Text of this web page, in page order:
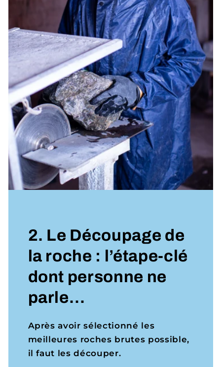
2. Le Découpage de
la roche : l’étape-clé
dont personne ne
parle…
Après avoir sélectionné les
meilleures roches brutes possible,
il faut les découper.